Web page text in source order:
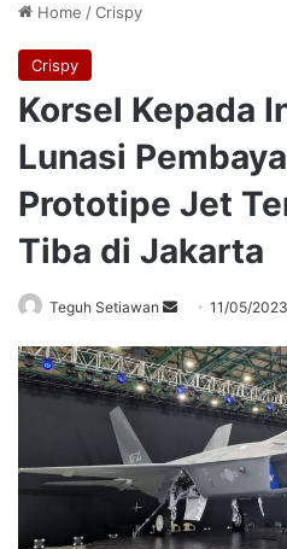
Home /Crispy
Crispy
Korsel Kepada
Lunasi
Prototipe Jet
Tiba di Jakarta
Teguh Setiawan
Send
email
11/05/2023